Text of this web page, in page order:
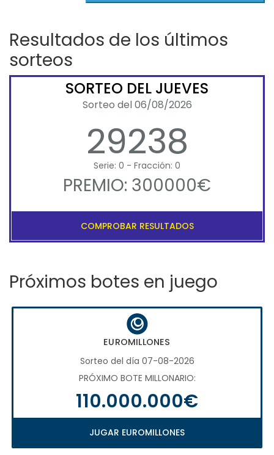
Resultados de los últimos
sorteos
SORTEO DEL JUEVES
Sorteo del 06/08/2026
29238
Serie: 0 - Fracción: 0
PREMIO: 300000€
COMPROBAR RESULTADOS
Próximos botes en juego
EUROMILLONES
Sorteo del día 07-08-2026
PRÓXIMO BOTE MILLONARIO:
110.000.000€
JUGAR EUROMILLONES